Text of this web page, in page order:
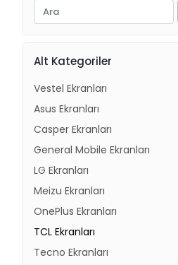
Alt Kategoriler
Vestel Ekranları
Asus Ekranları
Casper Ekranları
General Mobile Ekranları
LG Ekranları
Meizu Ekranları
OnePlus Ekranları
TCL Ekranları
Tecno Ekranları